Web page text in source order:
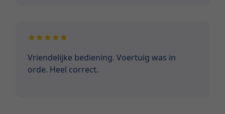
Vriendelijke bediening. Voertuig was in
orde. Heel correct.